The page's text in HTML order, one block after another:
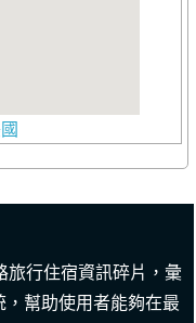
旅行住宿資訊碎片，彙
幫助使用者能夠在最